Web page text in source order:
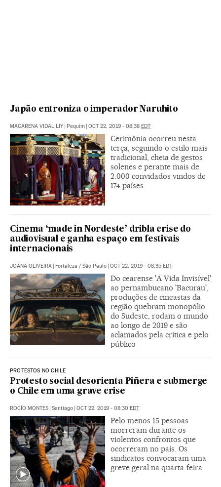
Japão entroniza o imperador Naruhito
MACARENA VIDAL LIY | Pequim | OCT 22, 2019 - 08:38 EDT
Cerimônia ocorreu nesta
terça, seguindo o estilo mais
tradicional, cheia de gestos
solenes e perante mais de
2.000 convidados vindos de
174 países
Cinema ‘made in Nordeste’ dribla crise do
audiovisual e ganha espaço em festivais
internacionais
JOANA OLIVEIRA | Fortaleza / São Paulo | OCT 22, 2019 - 08:35 EDT
Do cearense 'A Vida Invisível'
ao pernambucano 'Bacurau',
produções de cineastas da
região quebram monopólio
do Sudeste, rodam o mundo
ao longo de 2019 e são
aclamados pela crítica e pelo
público
PROTESTOS NO CHILE
Protesto social desorienta Piñera e submerge
o Chile em uma grave crise
ROCÍO MONTES | Santiago | OCT 22, 2019 - 08:30 EDT
Pelo menos 15 pessoas
morreram durante os
violentos confrontos que
ocorreram no país. Os
sindicatos convocaram uma
greve geral na quarta-feira